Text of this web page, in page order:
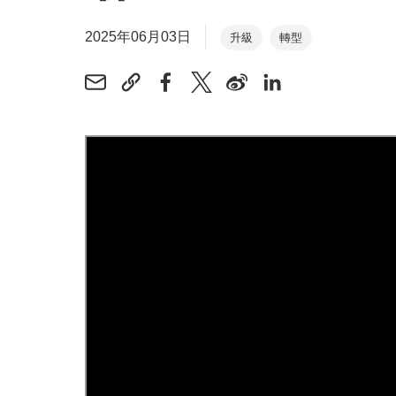
2025年06月03日 升級 轉型